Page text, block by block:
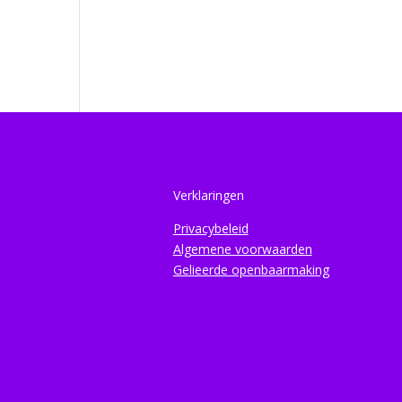
Verklaringen
Privacybeleid
Algemene voorwaarden
Gelieerde openbaarmaking